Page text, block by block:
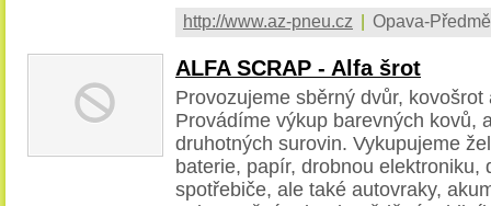
http://www.az-pneu.cz | Opava-
ALFA SCRAP - Alfa šrot
Provozujeme sběrný dvůr,
Provádíme výkup barevných kovů,
druhotných surovin. Vykupujeme
baterie, papír, drobnou elektroniku,
spotřebiče, ale také autovraky,